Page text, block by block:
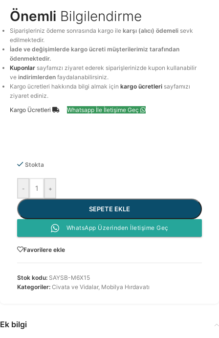
Önemli Bilgilendirme
Siparişleriniz ödeme sonrasında kargo ilekarşı (alıcı) ödemeli sevk
edilmektedir.
İade ve değişimlerde kargo ücreti müşterilerimiz tarafından
ödenmektedir.
Kuponlar sayfamızı ziyaret ederek siparişlerinizde kupon kullanabilir
veindirimlerden faydalanabilirsiniz.
Kargo ücretleri hakkında bilgi almak içinkargo ücretleri sayfamızı
ziyaret ediniz.
Kargo Ücretleri
Whatsapp İle İletişime Geç
Stokta
- +
SEPETE EKLE
WhatsApp Üzerinden İletişime Geç
Favorilere ekle
Stok kodu: SAYSB-M6X15
Kategoriler: Civata ve Vidalar, Mobilya Hırdavatı
Ek bilgi